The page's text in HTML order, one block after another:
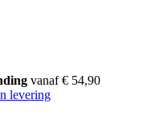
vanaf € 54,90
levering